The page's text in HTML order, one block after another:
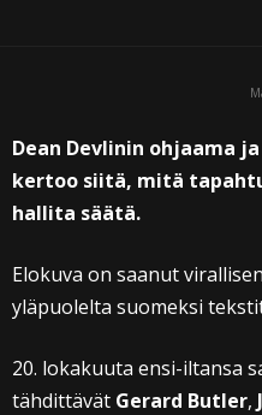
Dean Devlinin ohjaama
kertoo siitä, mitä
hallita säätä.
Elokuva on saanut
yläpuolelta suomeksi
20. lokakuuta ensi-iltansa
tähdittävät Gerard Butler,